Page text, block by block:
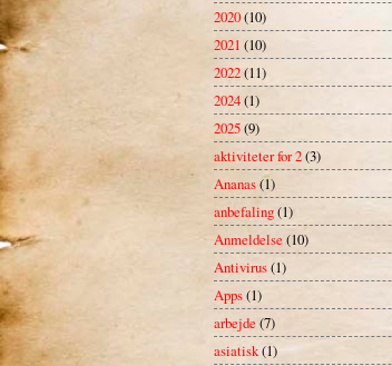
2020(10)
2021 (10)
2022(11)
2024(1)
2025(9)
aktiviteter for 2(3)
Ananas(1)
anbefaling(1)
Anmeldelse(10)
Antivirus(1)
Apps(1)
arbejde (7)
asiatisk(1)